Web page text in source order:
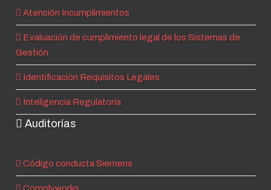
Atención Incumplimientos
Evaluación de cumplimiento legal de los Sistemas de
Gestión
Identificación Requisitos Legales
Inteligencia Regulatoria
Auditorías
Código conducta Siemens
Complyworks